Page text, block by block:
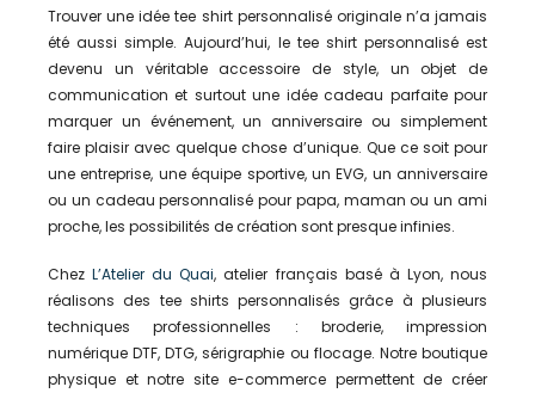
Trouver une idée tee shirt personnalisé originale n’a jamais
été aussi simple. Aujourd’hui, le tee shirt personnalisé est
devenu un véritable accessoire de style, un objet de
communication et surtout une idée cadeau parfaite pour
marquer un événement, un anniversaire ou simplement
faire plaisir avec quelque chose d’unique. Que ce soit pour
une entreprise, une équipe sportive, un EVG, un anniversaire
ou un cadeau personnalisé pour papa, maman ou un ami
proche, les possibilités de création sont presque infinies.
ChezL’Atelier du Quai, atelier français basé à Lyon, nous
réalisons des tee shirts personnalisés grâce à plusieurs
techniques professionnelles : broderie, impression
numérique DTF, DTG, sérigraphie ou flocage. Notre boutique
physique et notre site e-commerce permettent de créer